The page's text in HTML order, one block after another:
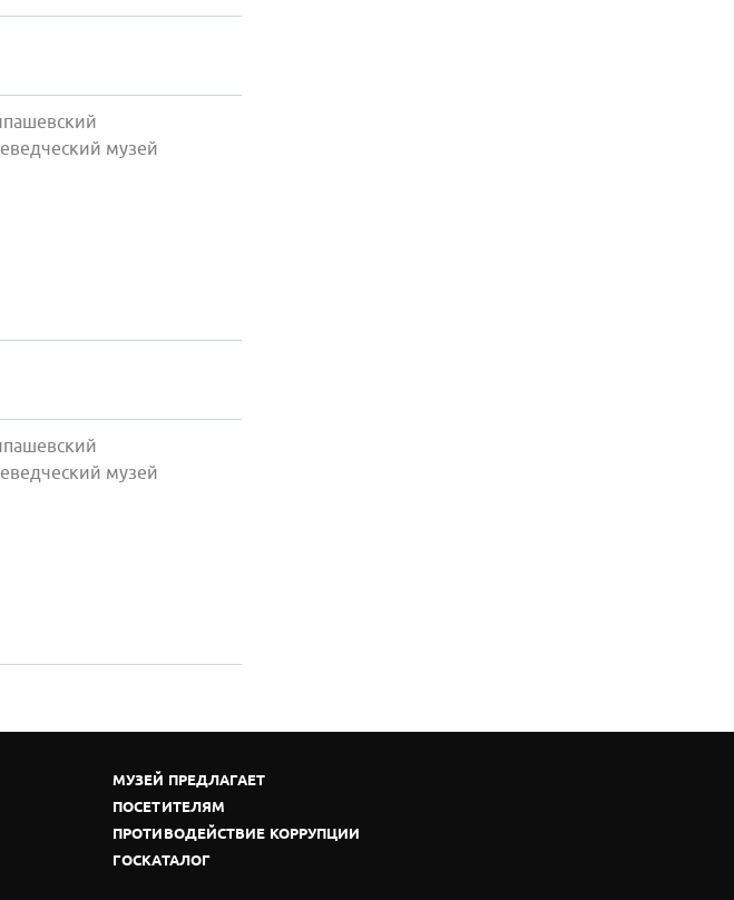
музей
музей
МУЗЕЙ ПРЕДЛАГАЕТ
ПОСЕТИТЕЛЯМ
ПРОТИВОДЕЙСТВИЕ КОРРУПЦИИ
ГОСКАТАЛОГ